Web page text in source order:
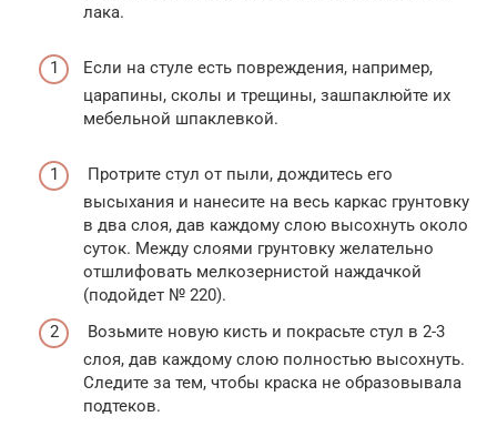
лака.
Если на стуле есть повреждения, например,
царапины, сколы и трещины, зашпаклюйте их
мебельной шпаклевкой.
Протрите стул от пыли, дождитесь его
высыхания и нанесите на весь каркас грунтовку
в два слоя, дав каждому слою высохнуть около
суток. Между слоями грунтовку желательно
отшлифовать мелкозернистой наждачкой
(подойдет № 220).
Возьмите новую кисть и покрасьте стул в 2-3
слоя, дав каждому слою полностью высохнуть.
Следите за тем, чтобы краска не образовывала
подтеков.